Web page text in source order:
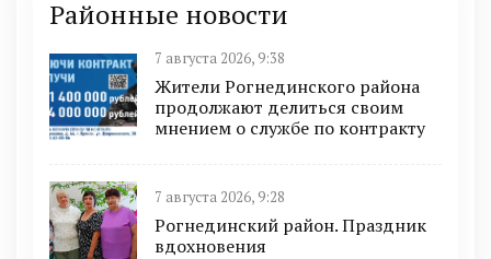
Районные новости
7 августа 2026, 9:38
Жители Рогнединского района
продолжают делиться своим
мнением о службе по контракту
7 августа 2026, 9:28
Рогнединский район. Праздник
вдохновения